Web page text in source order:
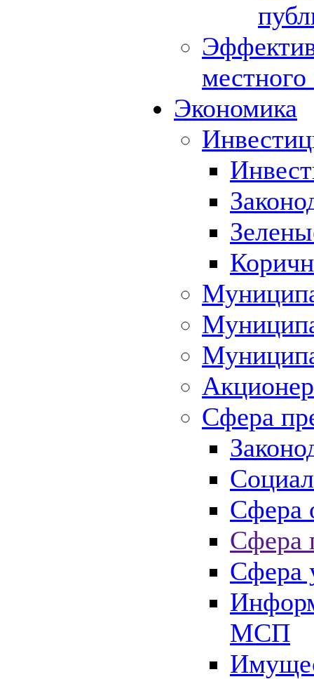
Экономика
Сфера
Сфера
Сфера
Сфера
МСП